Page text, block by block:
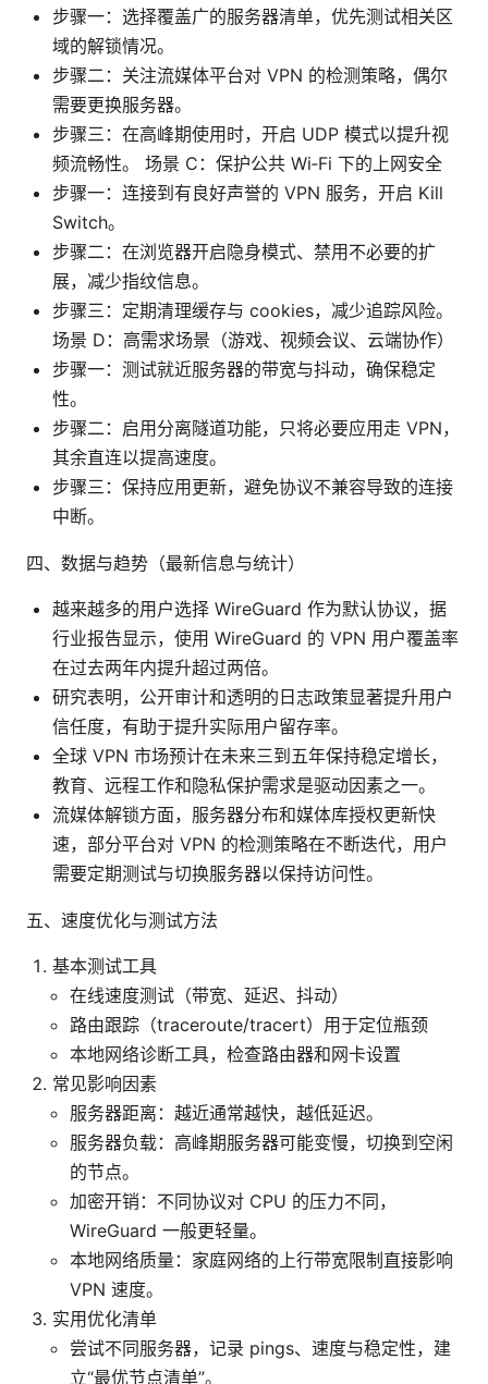
步骤一：选择覆盖广的服务器清单，优先测试相关区
域的解锁情况。
步骤二：关注流媒体平台对 VPN 的检测策略，偶尔
需要更换服务器。
步骤三：在高峰期使用时，开启 UDP 模式以提升视
频流畅性。 场景 C：保护公共 Wi‑Fi 下的上网安全
步骤一：连接到有良好声誉的 VPN 服务，开启 Kill
Switch。
步骤二：在浏览器开启隐身模式、禁用不必要的扩
展，减少指纹信息。
步骤三：定期清理缓存与 cookies，减少追踪风险。
场景 D：高需求场景（游戏、视频会议、云端协作）
步骤一：测试就近服务器的带宽与抖动，确保稳定
性。
步骤二：启用分离隧道功能，只将必要应用走 VPN，
其余直连以提高速度。
步骤三：保持应用更新，避免协议不兼容导致的连接
中断。
四、数据与趋势（最新信息与统计）
越来越多的用户选择 WireGuard 作为默认协议，据
行业报告显示，使用 WireGuard 的 VPN 用户覆盖率
在过去两年内提升超过两倍。
研究表明，公开审计和透明的日志政策显著提升用户
信任度，有助于提升实际用户留存率。
全球 VPN 市场预计在未来三到五年保持稳定增长，
教育、远程工作和隐私保护需求是驱动因素之一。
流媒体解锁方面，服务器分布和媒体库授权更新快
速，部分平台对 VPN 的检测策略在不断迭代，用户
需要定期测试与切换服务器以保持访问性。
五、速度优化与测试方法
基本测试工具
在线速度测试（带宽、延迟、抖动）
路由跟踪（traceroute/tracert）用于定位瓶颈
本地网络诊断工具，检查路由器和网卡设置
常见影响因素
服务器距离：越近通常越快，越低延迟。
服务器负载：高峰期服务器可能变慢，切换到空闲
的节点。
加密开销：不同协议对 CPU 的压力不同，
WireGuard 一般更轻量。
本地网络质量：家庭网络的上行带宽限制直接影响
VPN 速度。
实用优化清单
尝试不同服务器，记录 pings、速度与稳定性，建
立“最优节点清单”。